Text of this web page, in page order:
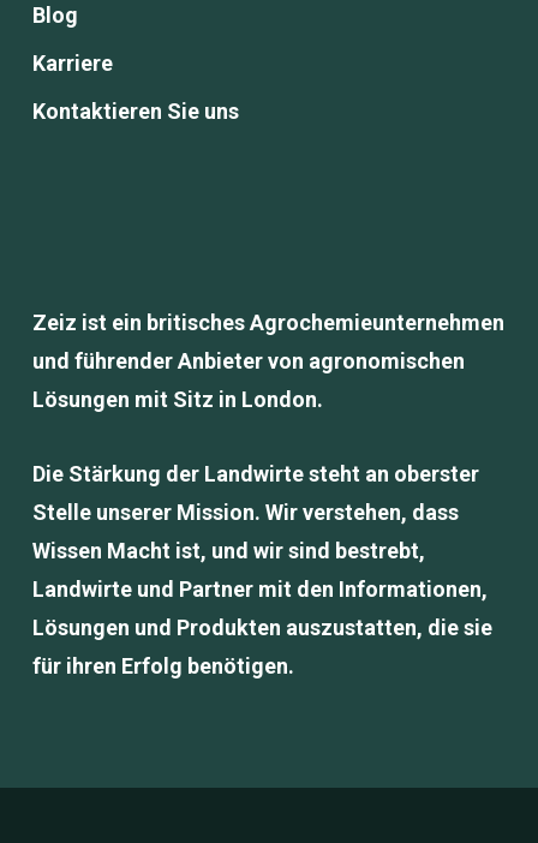
Blog
Karriere
Kontaktieren Sie uns
Zeiz ist ein britisches Agrochemieunternehmen
und führender Anbieter von agronomischen
Lösungen mit Sitz in London.
Die Stärkung der Landwirte steht an oberster
Stelle unserer Mission. Wir verstehen, dass
Wissen Macht ist, und wir sind bestrebt,
Landwirte und Partner mit den Informationen,
Lösungen und Produkten auszustatten, die sie
für ihren Erfolg benötigen.